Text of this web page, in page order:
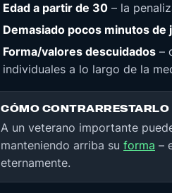
Edad a partir de 30 – la
Demasiado pocos minutos de
Forma/valores descuidados –
individuales a lo largo de la
CÓMO CONTRARRESTARLO
A un veterano importante
manteniendo arriba su forma –
eternamente.